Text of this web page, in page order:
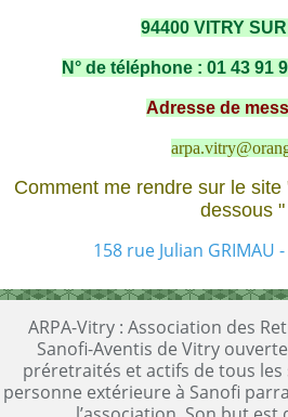
94400 VITRY
N° de téléphone : 01 43 91
Adresse de
Comment me rendre sur le
dessous "
158 rue Julian GRIMAU
ARPA-Vitry : Association des
Sanofi-Aventis de Vitry
préretraités et actifs de tous
personne extérieure à Sanofi